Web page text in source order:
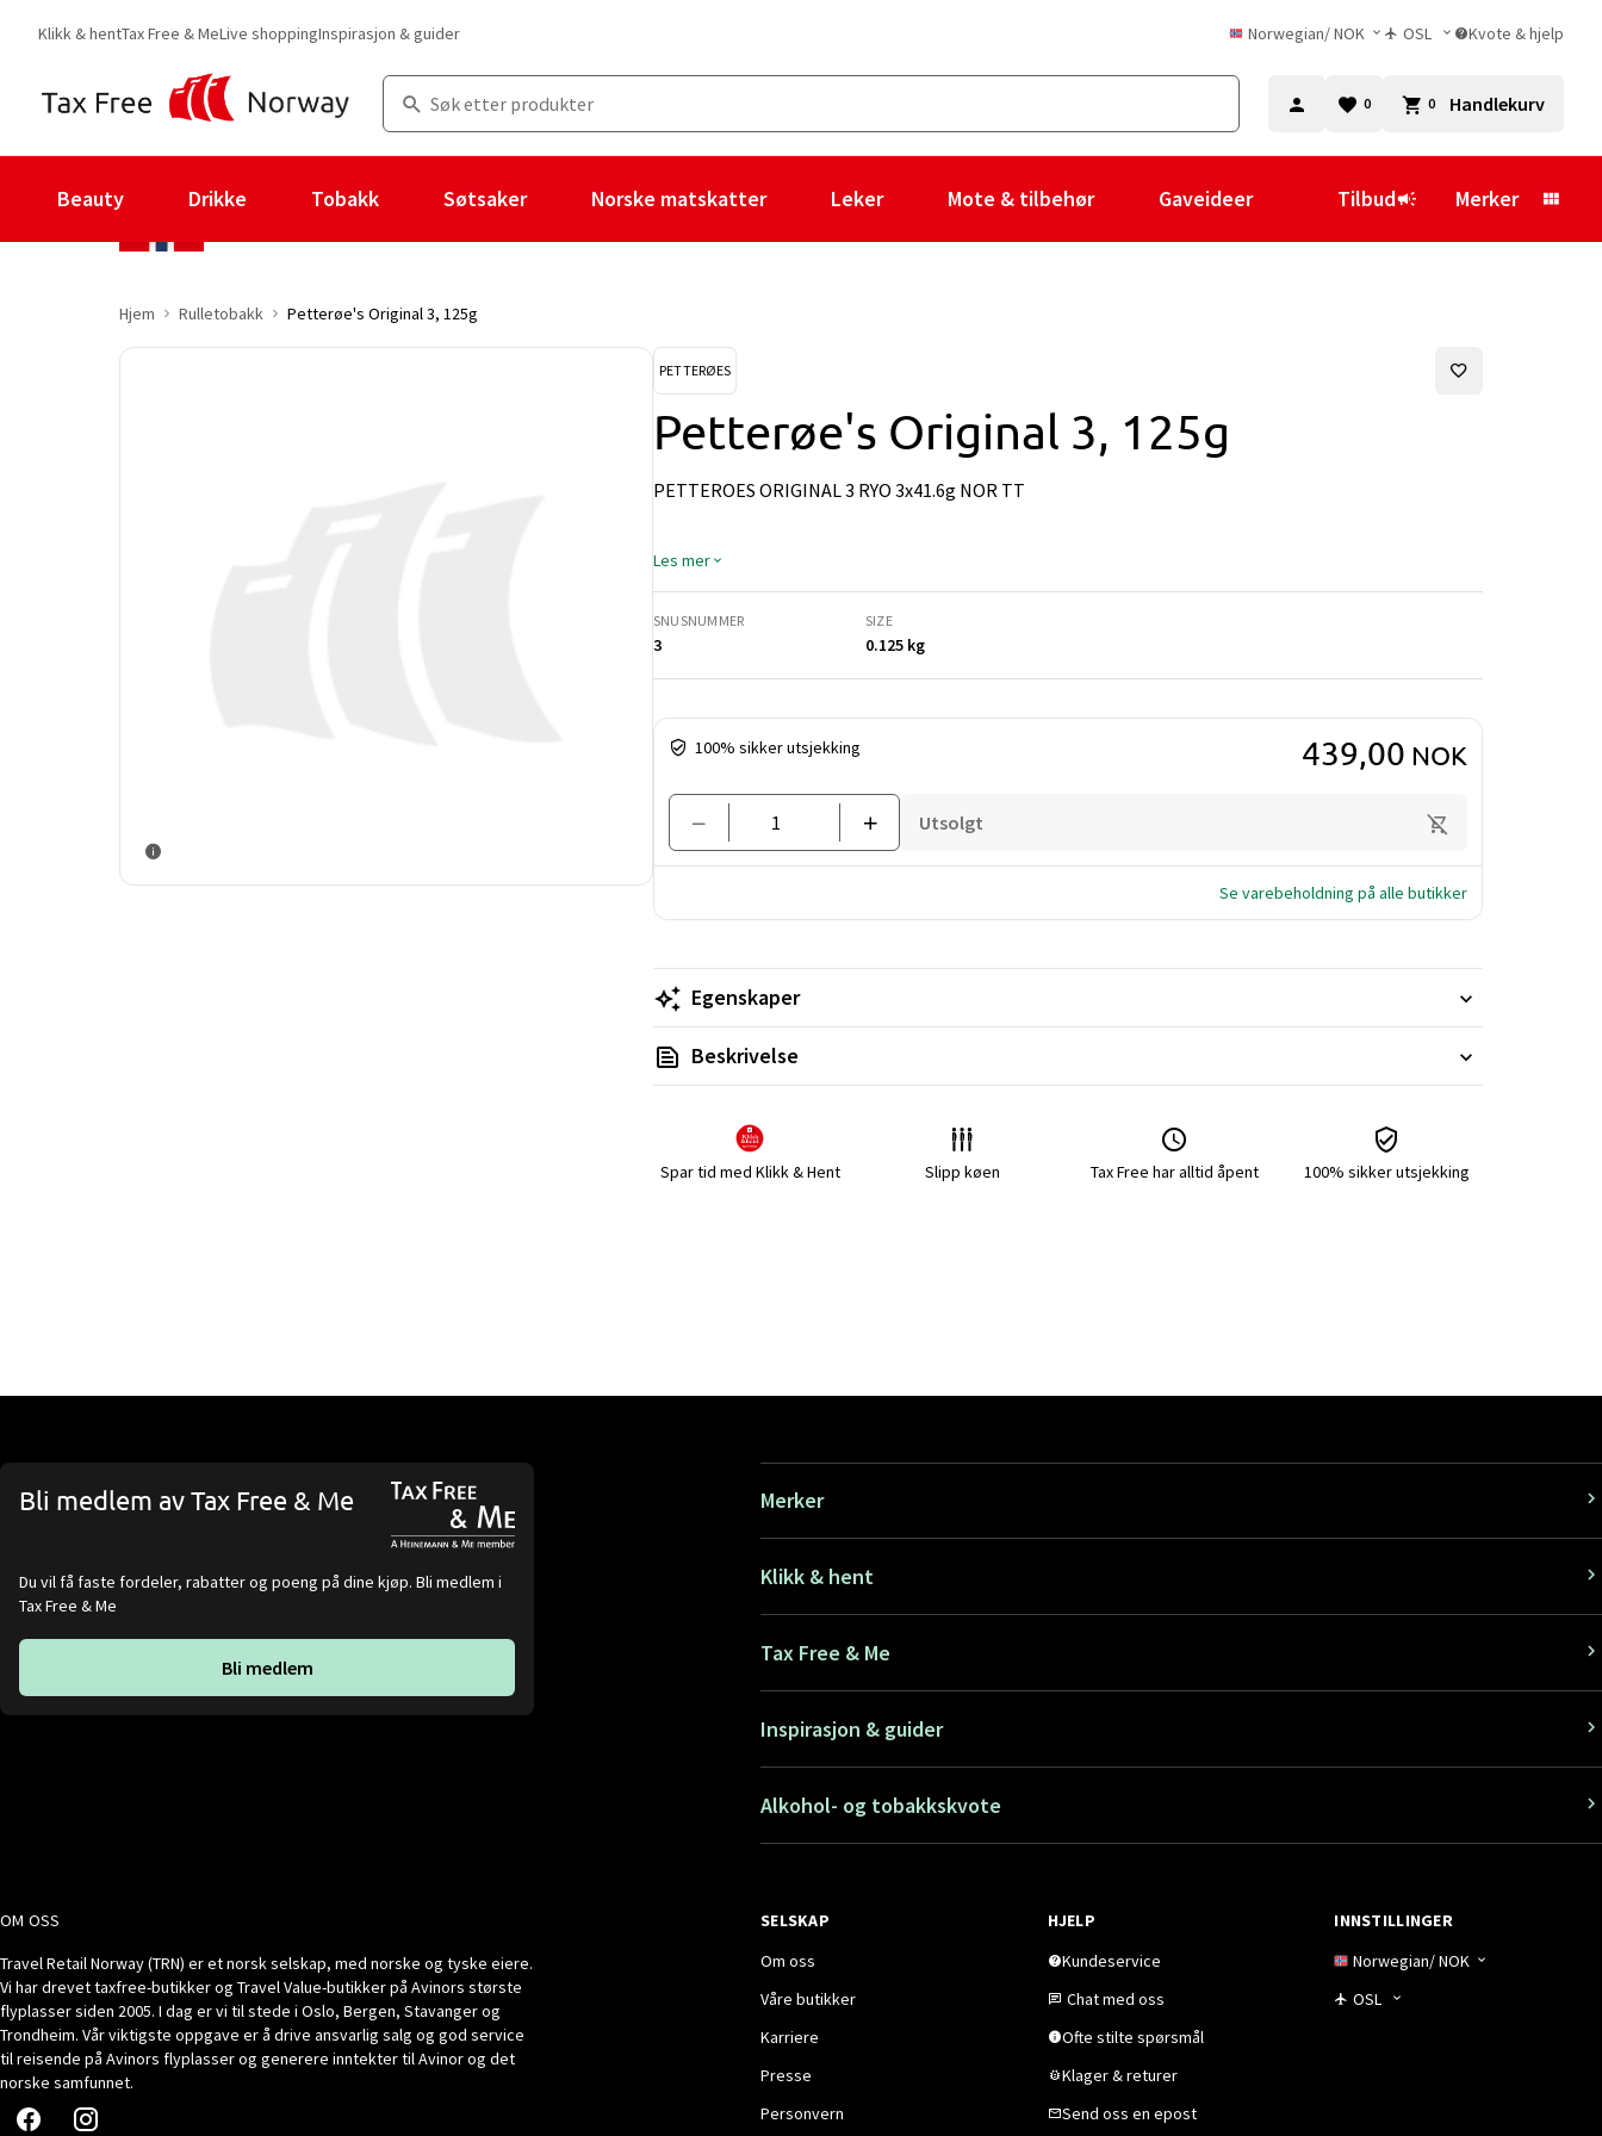
Klikk & hentTax Free & MeLive shoppingInspirasjon & guider Norwegian/NOK OSL Kvote & hjelp
0 0 Handlekurv
Beauty Drikke Tobakk Søtsaker Norske matskatter Leker Mote & tilbehør Gaveideer Tilbud Merker
Hjem Rulletobakk Petterøe's Original 3, 125g
PETTERØES
Petterøe's Original 3, 125g
PETTEROES ORIGINAL 3 RYO 3x41.6g NOR TT
Les mer
SNUSNUMMER
3
SIZE
0.125 kg
Pris og mengde
100% sikker utsjekking 439,00 NOK
Utsolgt
Se varebeholdning på alle butikker
Egenskaper
Beskrivelse
Spar tid med Klikk & Hent Slipp køen Tax Free har alltid åpent 100% sikker utsjekking
Bli medlem av Tax Free & Me
Du vil få faste fordeler, rabatter og poeng på dine kjøp. Bli medlem i
Tax Free & Me
Bli medlem
Merker
Klikk & hent
Tax Free & Me
Inspirasjon & guider
Alkohol- og tobakkskvote
OM OSS
Travel Retail Norway (TRN) er et norsk selskap, med norske og tyske eiere.
Vi har drevet taxfree-butikker og Travel Value-butikker på Avinors største
flyplasser siden 2005. I dag er vi til stede i Oslo, Bergen, Stavanger og
Trondheim. Vår viktigste oppgave er å drive ansvarlig salg og god service
til reisende på Avinors flyplasser og generere inntekter til Avinor og det
norske samfunnet.
SELSKAP
Om oss
Våre butikker
Karriere
Presse
Personvern
HJELP
Kundeservice
Chat med oss
Ofte stilte spørsmål
Klager & returer
Send oss en epost
INNSTILLINGER
Norwegian/NOK
OSL